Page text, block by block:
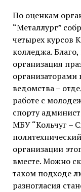
По оценкам
“Металлург”
четырех курсов
колледжа.
организация
организаторами
ведомства –
работе с
спорту
МБУ “Кольчуг –
организации
вместе. Можно
таком подходе
разногласия